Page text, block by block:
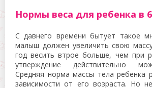
Нормы веса для ребенка в
С давнего времени бытует такое
малыш должен увеличить свою
год весить втрое больше, чем при
утверждение действительно
Средняя норма массы тела ребенка
зависимости от его возраста. Но